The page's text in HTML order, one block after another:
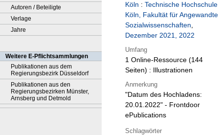
Autoren / Beteiligte
Verlage
Jahre
Weitere E-Pflichtsammlungen
Publikationen aus dem
Regierungsbezirk Düsseldorf
Publikationen aus den
Regierungsbezirken Münster,
Arnsberg und Detmold
Köln : Technische Hochschule
Köln, Fakultät für Angewandte
Sozialwissenschaften,
Dezember 2021, 2022
Umfang
1 Online-Ressource (144
Seiten) : Illustrationen
Anmerkung
"Datum des Hochladens:
20.01.2022" - Frontdoor
ePublications
Schlagwörter